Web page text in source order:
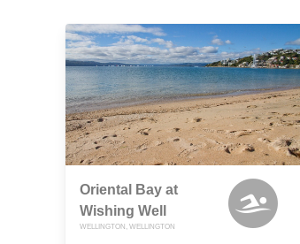
Oriental Bay at
Wishing Well
WELLINGTON, WELLINGTON